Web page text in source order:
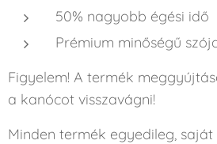
50% nagyobb égési idő
Prémium minőségű
Figyelem! A termék
a kanócot visszavágni!
Minden termék egyedileg,